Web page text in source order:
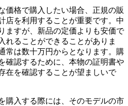
価格で購入したい場合、正規の販
店を利用することが重要です。中
ますが、新品の定価よりも安価で
れることができることがありま
常は数十万円からとなります。購
確認するために、本物の証明書や
在を確認することが望ましいで
購入する際には、そのモデルの市